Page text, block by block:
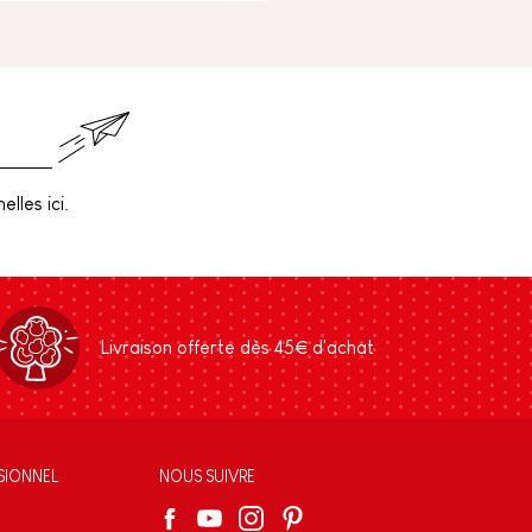
ici.
Livraison offerte dès 45€ d'achat
NOUS SUIVRE